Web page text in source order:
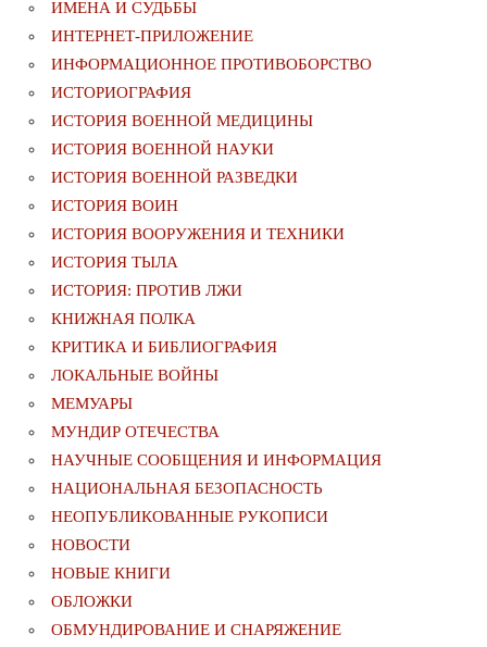
ИМЕНА И СУДЬБЫ
ИНТЕРНЕТ-ПРИЛОЖЕНИЕ
ИНФОРМАЦИОННОЕ ПРОТИВОБОРСТВО
ИСТОРИОГРАФИЯ
ИСТОРИЯ ВОЕННОЙ МЕДИЦИНЫ
ИСТОРИЯ ВОЕННОЙ НАУКИ
ИСТОРИЯ ВОЕННОЙ РАЗВЕДКИ
ИСТОРИЯ ВОИН
ИСТОРИЯ ВООРУЖЕНИЯ И ТЕХНИКИ
ИСТОРИЯ ТЫЛА
ИСТОРИЯ: ПРОТИВ ЛЖИ
КНИЖНАЯ ПОЛКА
КРИТИКА И БИБЛИОГРАФИЯ
ЛОКАЛЬНЫЕ ВОЙНЫ
МЕМУАРЫ
МУНДИР ОТЕЧЕСТВА
НАУЧНЫЕ СООБЩЕНИЯ И ИНФОРМАЦИЯ
НАЦИОНАЛЬНАЯ БЕЗОПАСНОСТЬ
НЕОПУБЛИКОВАННЫЕ РУКОПИСИ
НОВОСТИ
НОВЫЕ КНИГИ
ОБЛОЖКИ
ОБМУНДИРОВАНИЕ И СНАРЯЖЕНИЕ